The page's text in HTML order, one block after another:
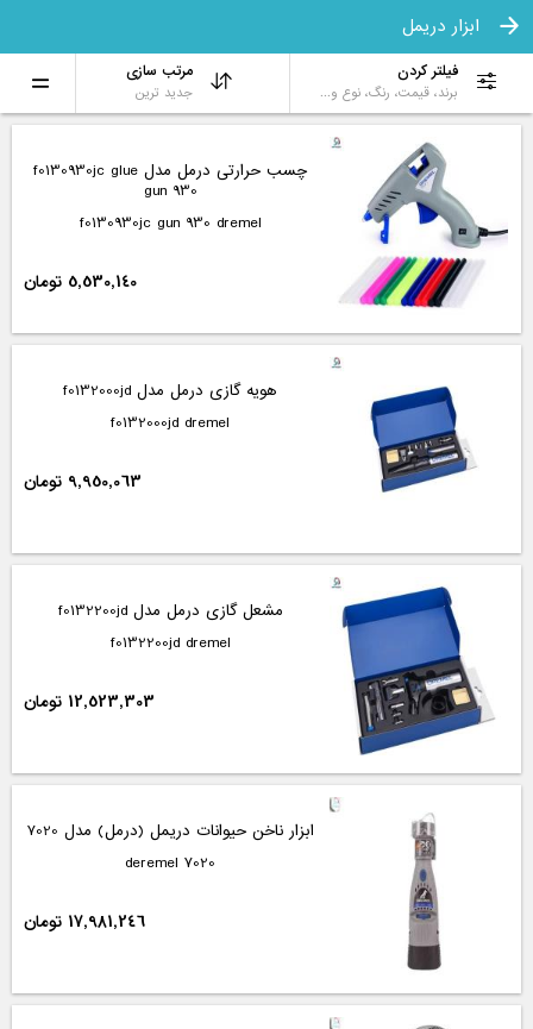
ابزار دریمل
فیلتر کردن
برند، قیمت، رنگ، نوع و...
مرتب سازی
جدید ترین
چسب حرارتی درمل مدل f0130930jc glue
gun 930
f0130930jc gun 930 dremel
5,530,140 تومان
هویه گازی درمل مدل f0132000jd
f0132000jd dremel
9,950,063 تومان
مشعل گازی درمل مدل f0132200jd
f0132200jd dremel
12,523,303 تومان
ابزار ناخن حیوانات دریمل (درمل) مدل 7020
7020 deremel
17,981,246 تومان